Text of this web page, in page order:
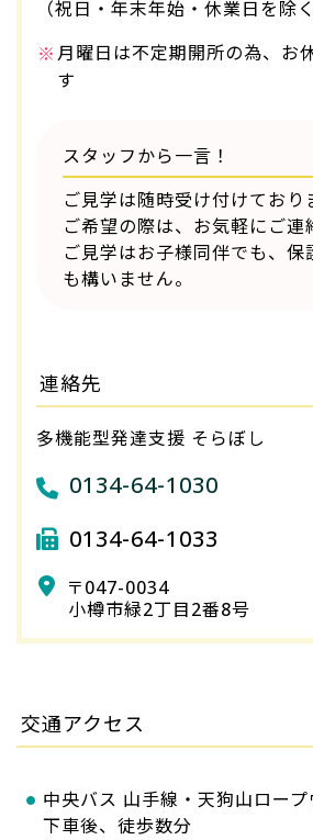
（祝日・年末年始・休業日を除く
月曜日は不定期開所の為、お
す
スタッフから一言！
ご見学は随時受け付けており
ご希望の際は、お気軽にご連
ご見学はお子様同伴でも、保
も構いません。
連絡先
多機能型発達支援 そらぼし
0134-64-1030
0134-64-1033
〒047-0034
小樽市緑2丁目2番8号
交通アクセス
中央バス 山手線・天狗山ロープ
下車後、徒歩数分